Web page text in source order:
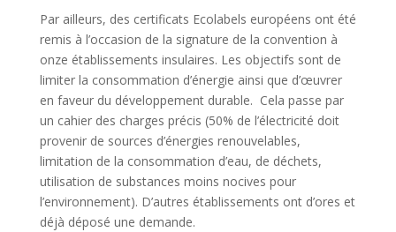
Par ailleurs, des certificats Ecolabels européens ont été
remis à l’occasion de la signature de la convention à
onze établissements insulaires. Les objectifs sont de
limiter la consommation d’énergie ainsi que d’œuvrer
en faveur du développement durable. Cela passe par
un cahier des charges précis (50% de l’électricité doit
provenir de sources d’énergies renouvelables,
limitation de la consommation d’eau, de déchets,
utilisation de substances moins nocives pour
l’environnement). D’autres établissements ont d’ores et
déjà déposé une demande.